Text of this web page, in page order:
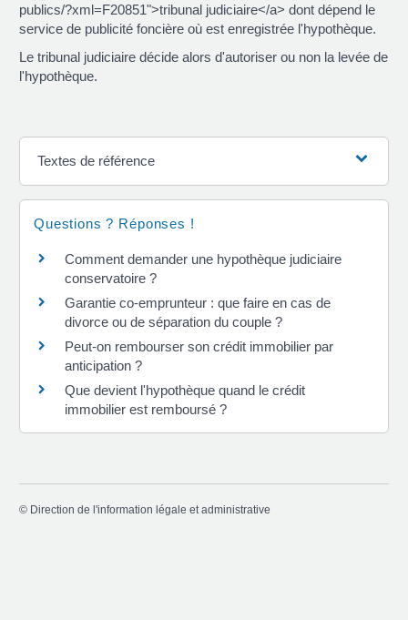
publics/?xml=F20851">tribunal judiciaire</a> dont dépend le
service de publicité foncière où est enregistrée l'hypothèque.
Le tribunal judiciaire décide alors d'autoriser ou non la levée de
l'hypothèque.
Textes de référence
Questions ? Réponses !
Comment demander une hypothèque judiciaire
conservatoire ?
Garantie co-emprunteur : que faire en cas de
divorce ou de séparation du couple ?
Peut-on rembourser son crédit immobilier par
anticipation ?
Que devient l'hypothèque quand le crédit
immobilier est remboursé ?
© Direction de l'information légale et administrative